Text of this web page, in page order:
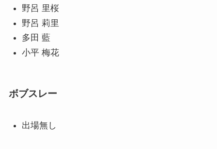
野呂 里桜
野呂 莉里
多田 藍
小平 梅花
ボブスレー
出場無し